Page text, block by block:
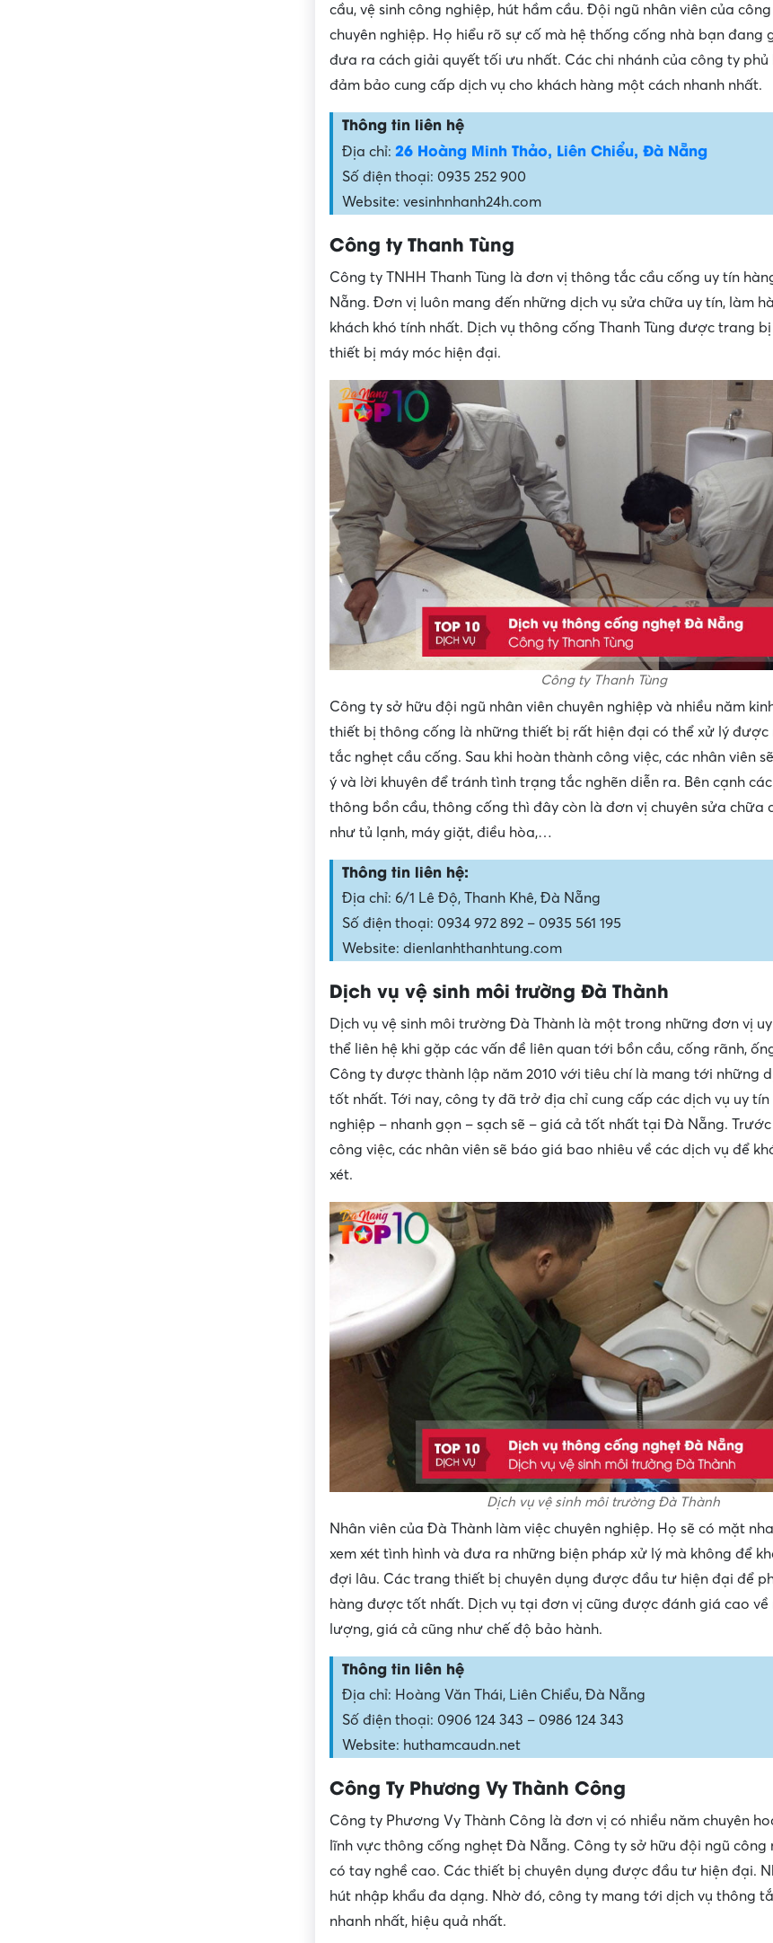
cầu, vệ sinh công nghiệp, hút hầm cầu. Đội ngũ nhân viên của
chuyên nghiệp. Họ hiểu rõ sự cố mà hệ thống cống nhà bạn đang
đưa ra cách giải quyết tối ưu nhất. Các chi nhánh của công ty
đảm bảo cung cấp dịch vụ cho khách hàng một cách nhanh nhất.
Thông tin liên hệ
Địa chỉ: 26 Hoàng Minh Thảo, Liên Chiểu, Đà Nẵng
Số điện thoại: 0935 252 900
Website: vesinhnhanh24h.com
Công ty Thanh Tùng
Công ty TNHH Thanh Tùng là đơn vị thông tắc cầu cống uy tín
Nẵng. Đơn vị luôn mang đến những dịch vụ sửa chữa uy tín, làm
khách khó tính nhất. Dịch vụ thông cống Thanh Tùng được trang
thiết bị máy móc hiện đại.
Công ty Thanh Tùng
Công ty sở hữu đội ngũ nhân viên chuyên nghiệp và nhiều năm
thiết bị thông cống là những thiết bị rất hiện đại có thể xử lý được
tắc nghẹt cầu cống. Sau khi hoàn thành công việc, các nhân viên
ý và lời khuyên để tránh tình trạng tắc nghẽn diễn ra. Bên cạnh
thông bồn cầu, thông cống thì đây còn là đơn vị chuyên sửa chữa
như tủ lạnh, máy giặt, điều hòa,…
Thông tin liên hệ:
Địa chỉ: 6/1 Lê Độ, Thanh Khê, Đà Nẵng
Số điện thoại: 0934 972 892 – 0935 561 195
Website: dienlanhthanhtung.com
Dịch vụ vệ sinh môi trường Đà Thành
Dịch vụ vệ sinh môi trường Đà Thành là một trong những đơn vị
thể liên hệ khi gặp các vấn đề liên quan tới bồn cầu, cống rãnh,
Công ty được thành lập năm 2010 với tiêu chí là mang tới những
tốt nhất. Tới nay, công ty đã trở địa chỉ cung cấp các dịch vụ uy tín
nghiệp – nhanh gọn – sạch sẽ – giá cả tốt nhất tại Đà Nẵng.
công việc, các nhân viên sẽ báo giá bao nhiêu về các dịch vụ để
xét.
Dịch vụ vệ sinh môi trường Đà Thành
Nhân viên của Đà Thành làm việc chuyên nghiệp. Họ sẽ có mặt
xem xét tình hình và đưa ra những biện pháp xử lý mà không để
đợi lâu. Các trang thiết bị chuyên dụng được đầu tư hiện đại để
hàng được tốt nhất. Dịch vụ tại đơn vị cũng được đánh giá cao
lượng, giá cả cũng như chế độ bảo hành.
Thông tin liên hệ
Địa chỉ: Hoàng Văn Thái, Liên Chiểu, Đà Nẵng
Số điện thoại: 0906 124 343 – 0986 124 343
Website: huthamcaudn.net
Công Ty Phương Vy Thành Công
Công ty Phương Vy Thành Công là đơn vị có nhiều năm chuyên
lĩnh vực thông cống nghẹt Đà Nẵng. Công ty sở hữu đội ngũ công
có tay nghề cao. Các thiết bị chuyên dụng được đầu tư hiện đại.
hút nhập khẩu đa dạng. Nhờ đó, công ty mang tới dịch vụ thông
nhanh nhất, hiệu quả nhất.